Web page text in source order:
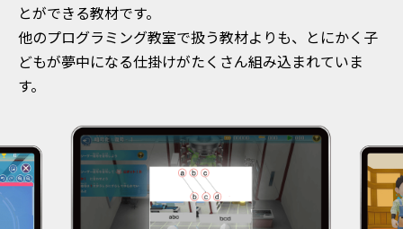
とができる教材です。
他のプログラミング教室で扱う教材よりも、とにかく子
どもが夢中になる仕掛けがたくさん組み込まれていま
す。